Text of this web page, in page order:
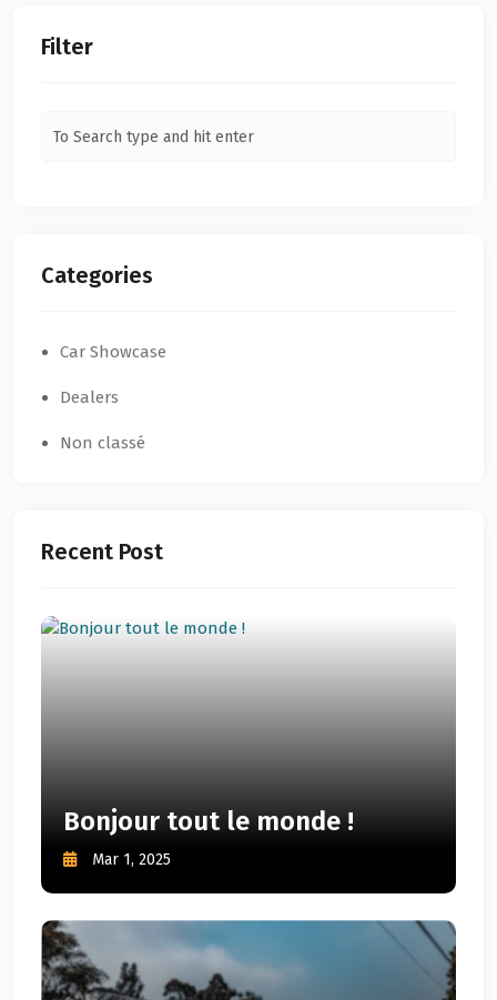
Filter
Categories
Car Showcase
Dealers
Non classé
Recent Post
Bonjour tout le monde !
Mar 1, 2025